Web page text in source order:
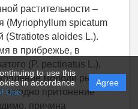
to use this
in accordance
Use.
Agree